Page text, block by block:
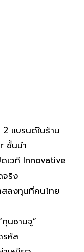
แบรนด์ในร้าน
ชั้นนำ
เวที Innovative
ริง
สลงทุนที่คนไทย
นซานจู”
รหัส